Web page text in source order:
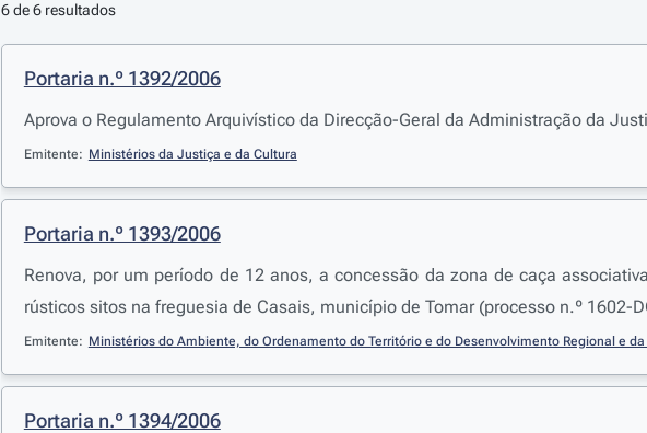
6 de 6 resultados
Portaria n.º 1392/2006
Aprova o Regulamento Arquivístico da Direcção-Geral da Administração da
Emitente: Ministérios da Justiça e da Cultura
Portaria n.º 1393/2006
Renova, por um período de 12 anos, a concessão da zona de caça
rústicos sitos na freguesia de Casais, município de Tomar (processo n.º 1602-
Emitente: Ministérios do Ambiente, do Ordenamento do Território e do Desenvolvimento Regional e
Portaria n.º 1394/2006